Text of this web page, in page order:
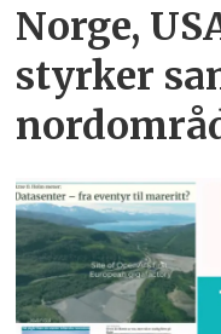
Norge,
styrker